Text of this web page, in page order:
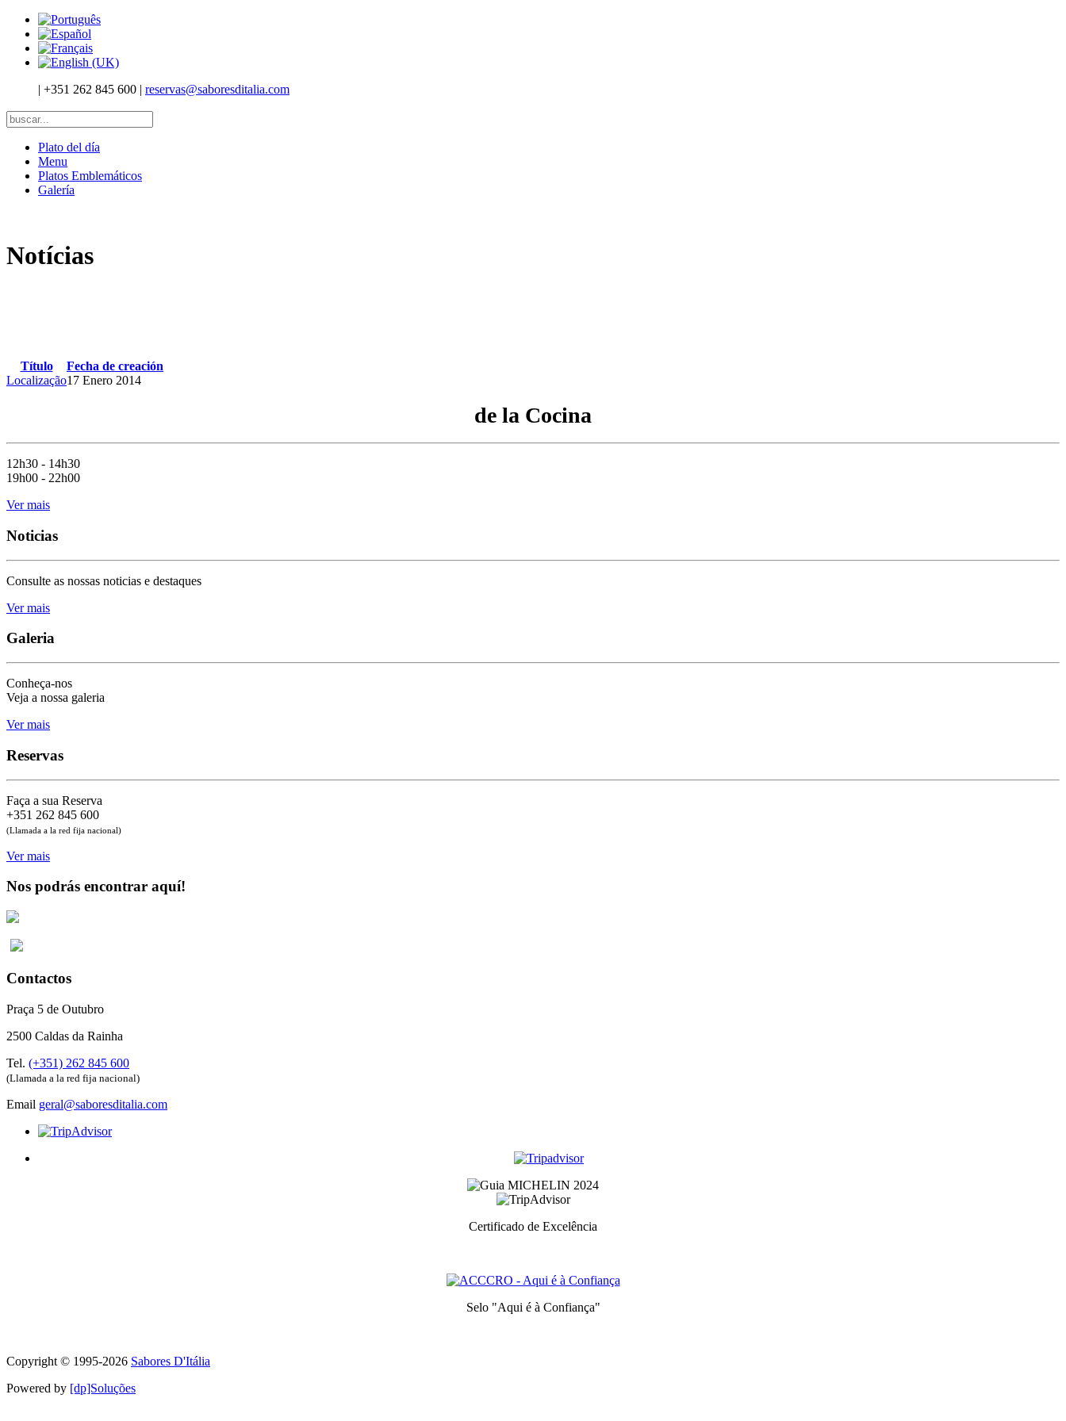
| +351 262 845 600 | reservas@saboresditalia.com
Plato del día
Menu
Platos Emblemáticos
Galería
Notícias
Título
Fecha de creación
Localização17 Enero 2014
de la Cocina
12h30 - 14h30
19h00 - 22h00
Ver mais
Noticias
Consulte as nossas noticias e destaques
Ver mais
Galeria
Conheça-nos
Veja a nossa galeria
Ver mais
Reservas
Faça a sua Reserva
+351 262 845 600
(Llamada a la red fija nacional)
Ver mais
Nos podrás encontrar aquí!
Contactos
Praça 5 de Outubro
2500 Caldas da Rainha
Tel. (+351) 262 845 600
(Llamada a la red fija nacional)
Email geral@saboresditalia.com
Certificado de Excelência
Selo "Aqui é à Confiança"
Copyright © 1995-2026 Sabores D'Itália
Powered by [dp]Soluções